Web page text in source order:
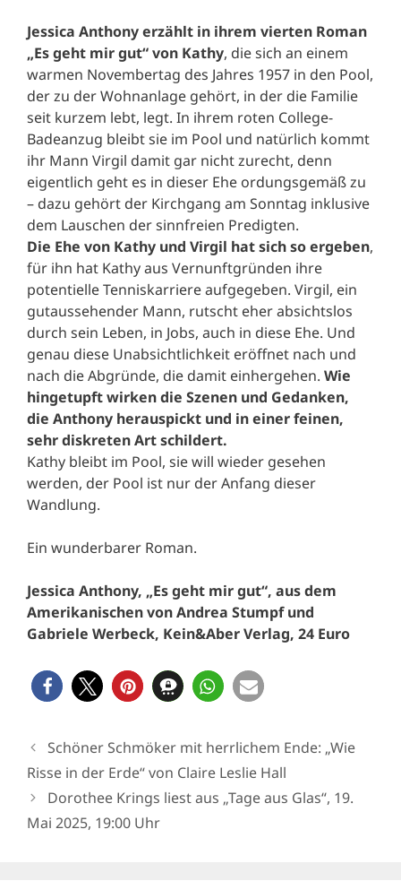
Jessica Anthony erzählt in ihrem vierten Roman
„Es geht mir gut“ von Kathy, die sich an einem
warmen Novembertag des Jahres 1957 in den Pool,
der zu der Wohnanlage gehört, in der die Familie
seit kurzem lebt, legt. In ihrem roten College-
Badeanzug bleibt sie im Pool und natürlich kommt
ihr Mann Virgil damit gar nicht zurecht, denn
eigentlich geht es in dieser Ehe ordungsgemäß zu
– dazu gehört der Kirchgang am Sonntag inklusive
dem Lauschen der sinnfreien Predigten.
Die Ehe von Kathy und Virgil hat sich so ergeben,
für ihn hat Kathy aus Vernunftgründen ihre
potentielle Tenniskarriere aufgegeben. Virgil, ein
gutaussehender Mann, rutscht eher absichtslos
durch sein Leben, in Jobs, auch in diese Ehe. Und
genau diese Unabsichtlichkeit eröffnet nach und
nach die Abgründe, die damit einhergehen. Wie
hingetupft wirken die Szenen und Gedanken,
die Anthony herauspickt und in einer feinen,
sehr diskreten Art schildert.
Kathy bleibt im Pool, sie will wieder gesehen
werden, der Pool ist nur der Anfang dieser
Wandlung.
Ein wunderbarer Roman.
Jessica Anthony, „Es geht mir gut“, aus dem
Amerikanischen von Andrea Stumpf und
Gabriele Werbeck, Kein&Aber Verlag, 24 Euro
Schöner Schmöker mit herrlichem Ende: „Wie
Risse in der Erde“ von Claire Leslie Hall
Dorothee Krings liest aus „Tage aus Glas“, 19.
Mai 2025, 19:00 Uhr